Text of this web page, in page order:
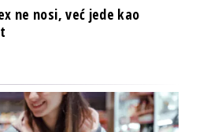
ne nosi, već jede kao